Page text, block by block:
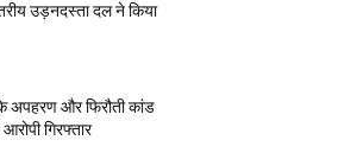
उड़नदस्ता दल ने किया
के अपहरण और फिरौती कांड
गिरफ्तार